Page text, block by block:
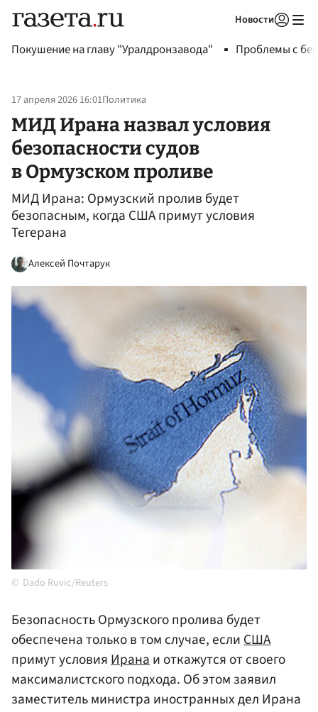
Новости
Покушение на главу "Уралдронзавода" Проблемы с
17 апреля 2026 16:01Политика
МИД Ирана назвал условия
безопасности судов
в Ормузском проливе
МИД Ирана: Ормузский пролив будет
безопасным, когда США примут условия
Тегерана
Алексей Почтарук
Dado Ruvic/Reuters
Безопасность Ормузского пролива будет
обеспечена только в том случае, еслиСША
примут условияИранаи откажутся от своего
максималистского подхода. Об этом заявил
заместитель министра иностранных дел Ирана